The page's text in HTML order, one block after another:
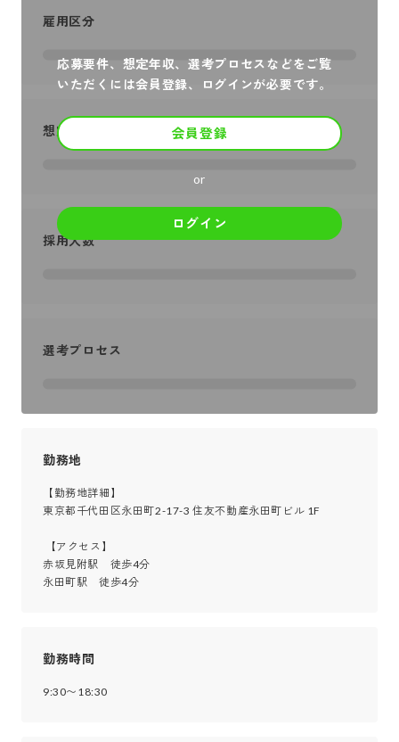
応募要件、想定年収、選考プロセスなどをご覧
いただくには会員登録、ログインが必要です。
会員登録
or
ログイン
雇用区分
想定年収
採用人数
選考プロセス
勤務地
【勤務地詳細】
東京都千代田区永田町2-17-3 住友不動産永田町ビル 1F
赤坂見附駅　徒歩4分
永田町駅　徒歩4分
勤務時間
9:30〜18:30